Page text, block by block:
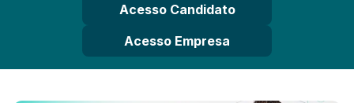
Acesso Candidato
Acesso Empresa